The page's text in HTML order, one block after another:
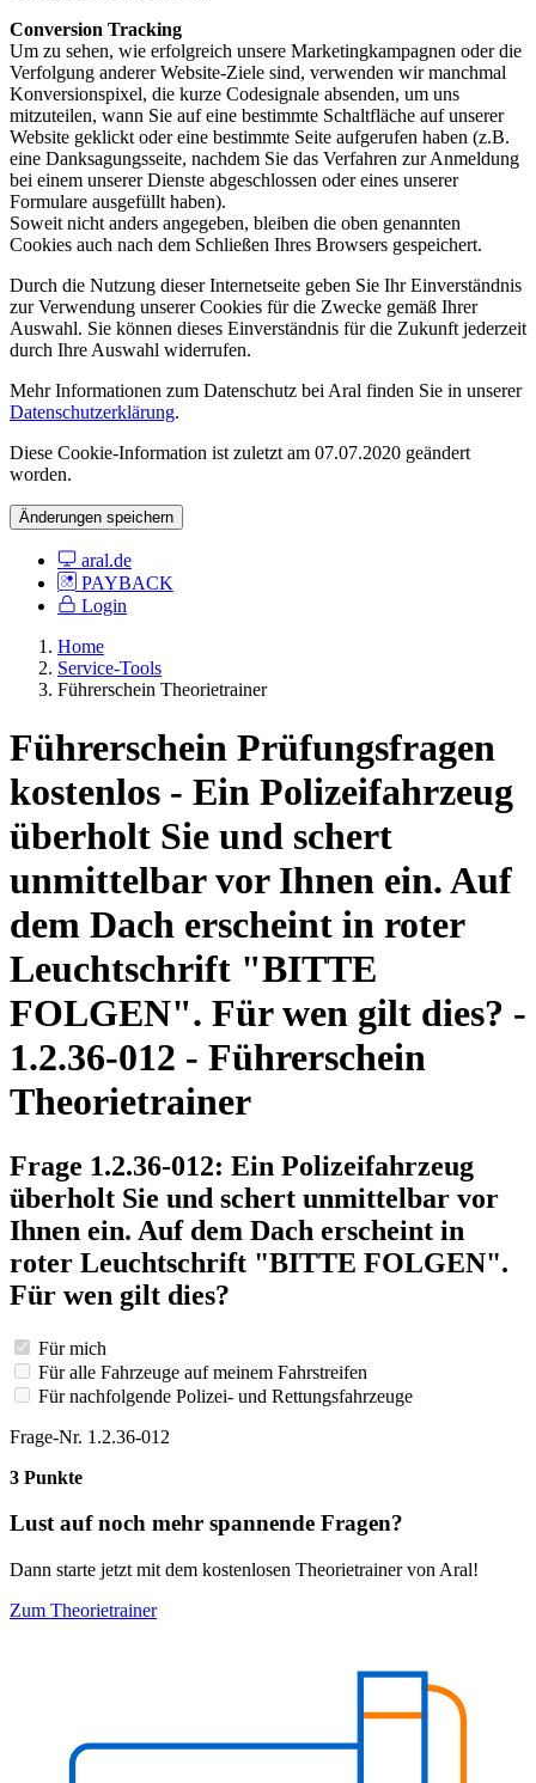
Conversion Tracking
Um zu sehen, wie erfolgreich unsere Marketingkampagnen oder die
Verfolgung anderer Website-Ziele sind, verwenden wir manchmal
Konversionspixel, die kurze Codesignale absenden, um uns
mitzuteilen, wann Sie auf eine bestimmte Schaltfläche auf unserer
Website geklickt oder eine bestimmte Seite aufgerufen haben (z.B.
eine Danksagungsseite, nachdem Sie das Verfahren zur Anmeldung
bei einem unserer Dienste abgeschlossen oder eines unserer
Formulare ausgefüllt haben).
Soweit nicht anders angegeben, bleiben die oben genannten
Cookies auch nach dem Schließen Ihres Browsers gespeichert.
Durch die Nutzung dieser Internetseite geben Sie Ihr Einverständnis
zur Verwendung unserer Cookies für die Zwecke gemäß Ihrer
Auswahl. Sie können dieses Einverständnis für die Zukunft jederzeit
durch Ihre Auswahl widerrufen.
Mehr Informationen zum Datenschutz bei Aral finden Sie in unserer
Datenschutzerklärung.
Diese Cookie-Information ist zuletzt am 07.07.2020 geändert
worden.
Änderungen speichern
aral.de
PAYBACK
Login
Home
Service-Tools
Führerschein Theorietrainer
Führerschein Prüfungsfragen
kostenlos - Ein Polizeifahrzeug
überholt Sie und schert
unmittelbar vor Ihnen ein. Auf
dem Dach erscheint in roter
Leuchtschrift "BITTE
FOLGEN". Für wen gilt dies? -
1.2.36-012 - Führerschein
Theorietrainer
Frage 1.2.36-012: Ein Polizeifahrzeug
überholt Sie und schert unmittelbar vor
Ihnen ein. Auf dem Dach erscheint in
roter Leuchtschrift "BITTE FOLGEN".
Für wen gilt dies?
Für mich
Für alle Fahrzeuge auf meinem Fahrstreifen
Für nachfolgende Polizei- und Rettungsfahrzeuge
Frage-Nr. 1.2.36-012
3 Punkte
Lust auf noch mehr spannende Fragen?
Dann starte jetzt mit dem kostenlosen Theorietrainer von Aral!
Zum Theorietrainer